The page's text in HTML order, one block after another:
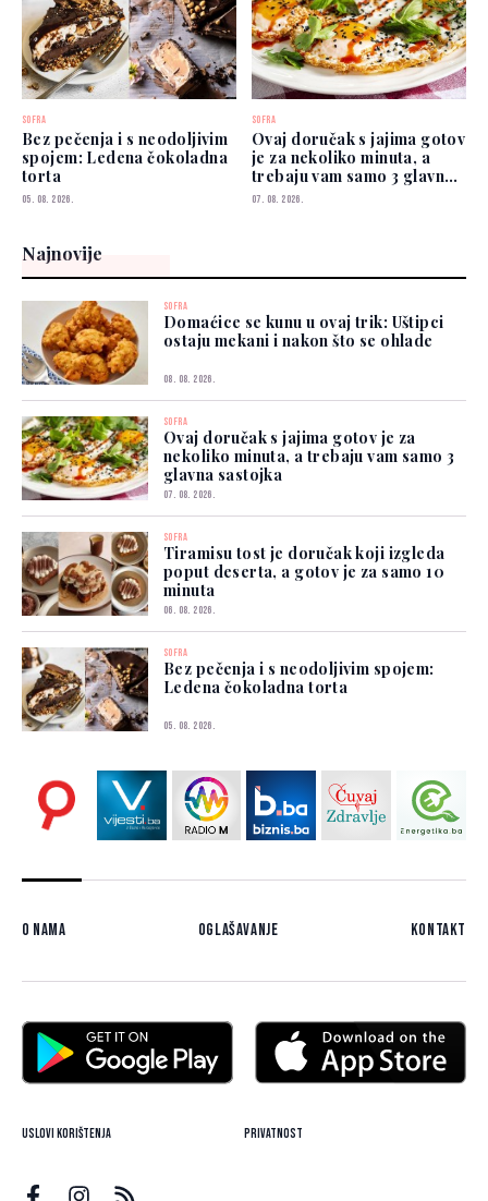
SOFRA
Bez pečenja i s neodoljivim
spojem: Ledena čokoladna
torta
05. 08. 2026.
SOFRA
Ovaj doručak s jajima gotov
je za nekoliko minuta, a
trebaju vam samo 3 glavna
sastojka
07. 08. 2026.
Najnovije
SOFRA
Domaćice se kunu u ovaj trik: Uštipci
ostaju mekani i nakon što se ohlade
08. 08. 2026.
SOFRA
Ovaj doručak s jajima gotov je za
nekoliko minuta, a trebaju vam samo 3
glavna sastojka
07. 08. 2026.
SOFRA
Tiramisu tost je doručak koji izgleda
poput deserta, a gotov je za samo 10
minuta
06. 08. 2026.
SOFRA
Bez pečenja i s neodoljivim spojem:
Ledena čokoladna torta
05. 08. 2026.
O nama Oglašavanje Kontakt
Uslovi korištenja Privatnost